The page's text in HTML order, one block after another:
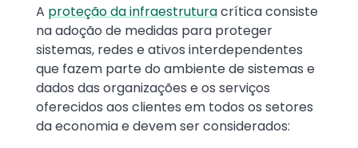
A proteção da infraestruturacrítica consiste
na adoção de medidas para proteger
sistemas, redes e ativos interdependentes
que fazem parte do ambiente de sistemas e
dados das organizações e os serviços
oferecidos aos clientes em todos os setores
da economia e devem ser considerados: